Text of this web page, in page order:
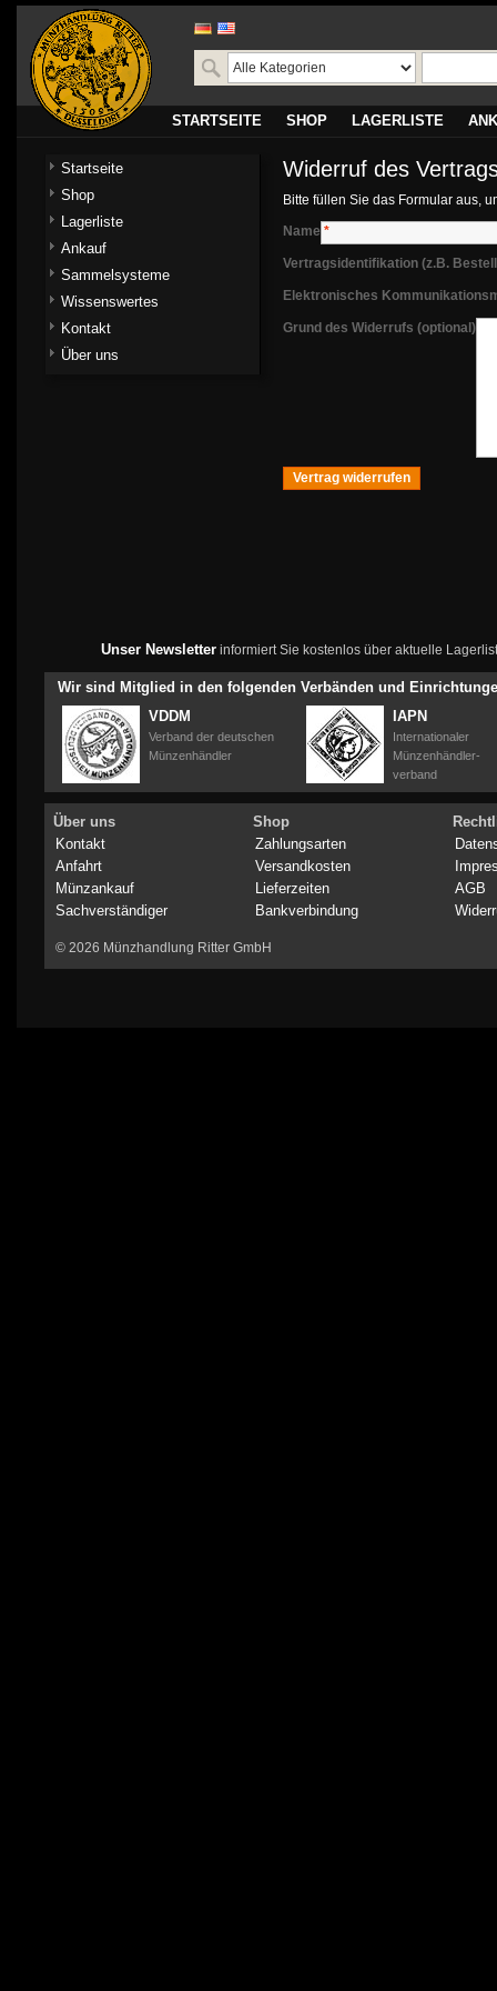
STARTSEITE SHOP LAGERLISTE
Widerruf des
Bitte füllen Sie das Formular aus,
*
Name
Vertragsidentifikation (z.B.
Elektronisches
Grund des Widerrufs (optional)
Vertrag widerrufen
Startseite
Shop
Lagerliste
Ankauf
Sammelsysteme
Wissenswertes
Kontakt
Über uns
Unser Newsletterinformiert Sie kostenlos über aktuelle
Wir sind Mitglied in den folgenden Verbänden und
VDDM
Verband der deutschen
Münzenhändler
IAPN
Internationaler
Münzenhändler-
verband
Über uns
Kontakt
Anfahrt
Münzankauf
Sachverständiger
Shop
Zahlungsarten
Versandkosten
Lieferzeiten
Bankverbindung
AGB
© 2026 Münzhandlung Ritter GmbH